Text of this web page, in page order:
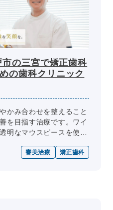
市の三宮で矯正歯科
の歯科クリニック
かみ合わせを整えること
を目指す治療です。ワイ
明なマウスピースを使う
によって異な...
審美治療 矯正歯科